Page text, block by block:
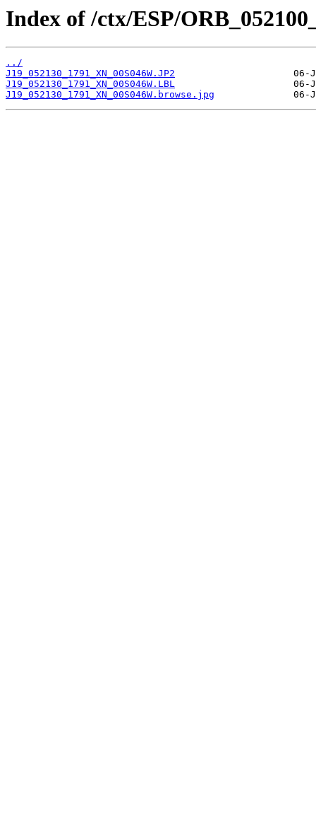
Index of /ctx/ESP/
../
J19_052130_1791_XN_00S046W.JP2
J19_052130_1791_XN_00S046W.LBL
J19_052130_1791_XN_00S046W.browse.jpg